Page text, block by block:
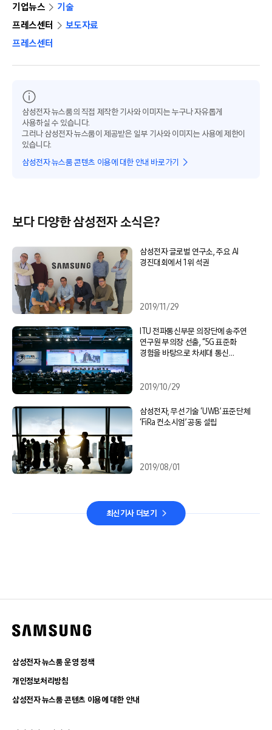
기업뉴스
기술
프레스센터
보도자료
프레스센터
삼성전자 뉴스룸의 직접 제작한 기사와 이미지는 누구나 자유롭게
사용하실 수 있습니다.
그러나 삼성전자 뉴스룸이 제공받은 일부 기사와 이미지는 사용에 제한이
있습니다.
삼성전자 뉴스룸 콘텐츠 이용에 대한 안내 바로가기
보다 다양한 삼성전자 소식은?
삼성전자 글로벌 연구소, 주요 AI
경진대회에서 1위 석권
2019/11/29
ITU 전파통신부문 의장단에 송주연
연구원 부의장 선출, “5G 표준화
경험을 바탕으로 차세대 통신
2019/10/29
삼성전자, 무선기술 ‘UWB’ 표준단체
‘FiRa 컨소시엄’ 공동 설립
2019/08/01
최신기사 더보기
삼성전자 뉴스룸 운영 정책
개인정보처리방침
삼성전자 뉴스룸 콘텐츠 이용에 대한 안내